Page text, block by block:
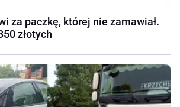
za paczkę, której nie zamawiał.
złotych